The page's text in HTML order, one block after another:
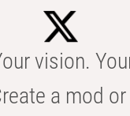
vision.
a mod